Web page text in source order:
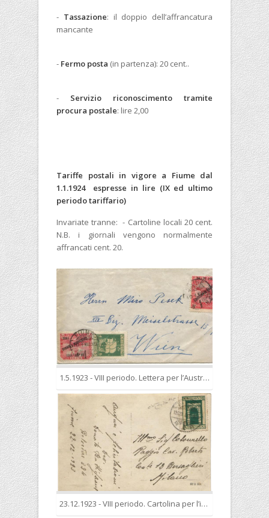
- Tassazione: il doppio dell’affrancatura
mancante
- Fermo posta (in partenza): 20 cent..
- Servizio riconoscimento tramite
procura postale: lire 2,00
Tariffe postali in vigore a Fiume dal
1.1.1924 espresse in lire (IX ed ultimo
periodo tariffario)
Invariate tranne: - Cartoline locali 20 cent.
N.B. i giornali vengono normalmente
affrancati cent. 20.
1.5.1923 - VIII periodo. Lettera per l’Austria nella tariffa per l’estero ridotta, in base agli accordi di Portorose, di 75 cent.
23.12.1923 - VIII periodo. Cartolina per l’interno nella tariffa di 30 cent.